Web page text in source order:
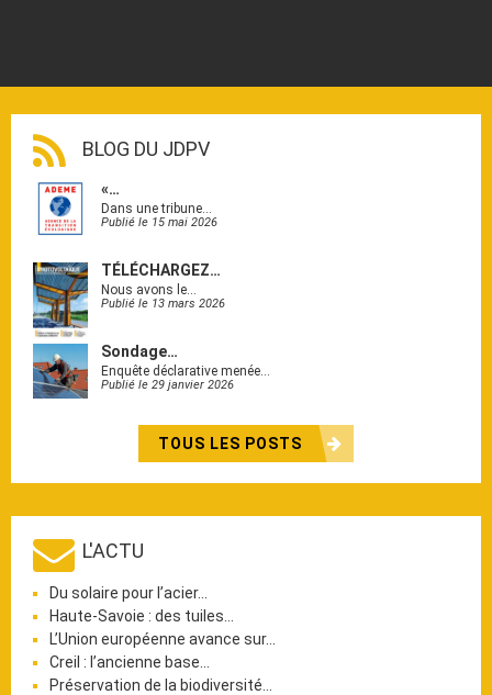
BLOG DU JDPV
«…
Dans une tribune…
Publié le 15 mai 2026
TÉLÉCHARGEZ…
Nous avons le…
Publié le 13 mars 2026
Sondage…
Enquête déclarative menée…
Publié le 29 janvier 2026
TOUS LES POSTS
L'ACTU
Du solaire pour l’acier…
Haute-Savoie : des tuiles…
L’Union européenne avance sur…
Creil : l’ancienne base…
Préservation de la biodiversité…